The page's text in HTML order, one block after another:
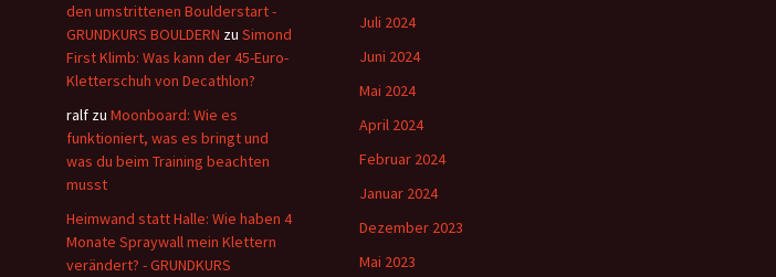
den umstrittenen Boulderstart -
GRUNDKURS BOULDERN zu Simond
First Klimb: Was kann der 45-Euro-
Kletterschuh von Decathlon?
ralf zu Moonboard: Wie es
funktioniert, was es bringt und
was du beim Training beachten
musst
Heimwand statt Halle: Wie haben 4
Monate Spraywall mein Klettern
verändert? - GRUNDKURS
Juli 2024
Juni 2024
Mai 2024
April 2024
Februar 2024
Januar 2024
Dezember 2023
Mai 2023